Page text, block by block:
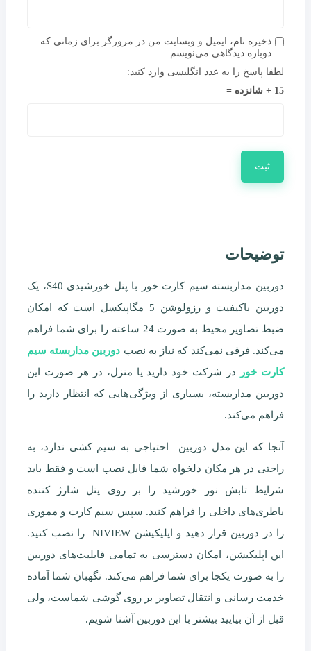
توضیحات
دوربین مداربسته سیم کارت خور با پنل خورشیدی S40، یک
دوربین باکیفیت و رزولوشن 5 مگاپیکسل است که امکان
ضبط تصاویر محیط به صورت 24 ساعته را برای شما فراهم
می‌کند. فرقی نمی‌کند که نیاز به نصب دوربین مداربسته سیم
کارت خور
در شرکت خود دارید یا منزل، در هر صورت این
دوربین مداربسته، بسیاری از ویژگی‌هایی که انتظار دارید را
فراهم می‌کند.
آنجا که این مدل دوربین احتیاجی به سیم کشی ندارد، به
راحتی در هر مکان دلخواه شما قابل نصب است و فقط باید
شرایط تابش نور خورشید را بر روی پنل شارژ کننده
باطری‌های داخلی را فراهم کنید. سپس سیم کارت و مموری
را در دوربین قرار دهید و اپلیکیشن NIVIEW را نصب کنید.
این اپلیکیشن، امکان دسترسی به تمامی قابلیت‌های دوربین
را به صورت یکجا برای شما فراهم می‌کند. نگهبان شما آماده
خدمت رسانی و انتقال تصاویر بر روی گوشی شماست، ولی
قبل از آن بیایید بیشتر با این دوربین آشنا شویم.
ذخیره نام، ایمیل و وبسایت من در مرورگر برای زمانی که
دوباره دیدگاهی می‌نویسم.
لطفا پاسخ را به عدد انگلیسی وارد کنید:
15 + شانزده =